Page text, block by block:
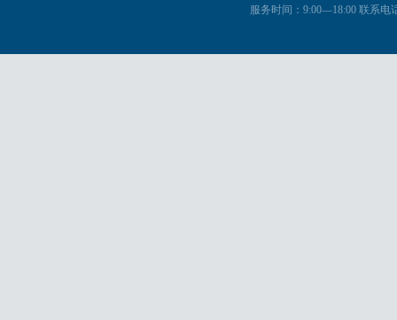
服务时间：9:00—18:00 联系电